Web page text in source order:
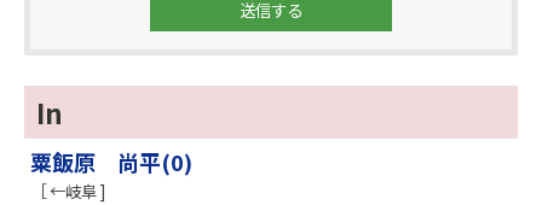
In
粟飯原 尚平(0)
［ ←岐阜 ]